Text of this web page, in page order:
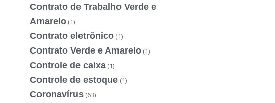
Contrato de Trabalho Verde e
Amarelo (1)
Contrato eletrônico (1)
Contrato Verde e Amarelo (1)
Controle de caixa (1)
Controle de estoque (1)
Coronavírus (63)